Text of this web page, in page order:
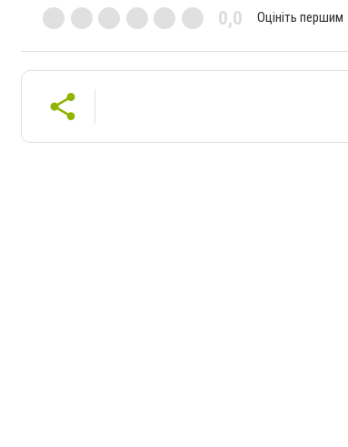
0,0 Оцініть першим